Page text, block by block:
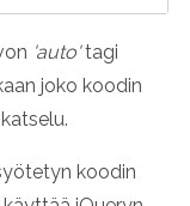
'auto'tagi
joko koodin
koodin